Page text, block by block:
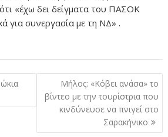
«έχω δει δείγματα του ΠΑΣΟΚ
για συνεργασία με τη ΝΔ» .
Μήλος: «Κόβει ανάσα» το
βίντεο με την τουρίστρια που
κινδύνευσε να πνιγεί στο
Σαρακήνικο